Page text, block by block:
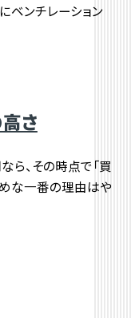
ベンチレーション
さ
、その時点で「買
な一番の理由はや